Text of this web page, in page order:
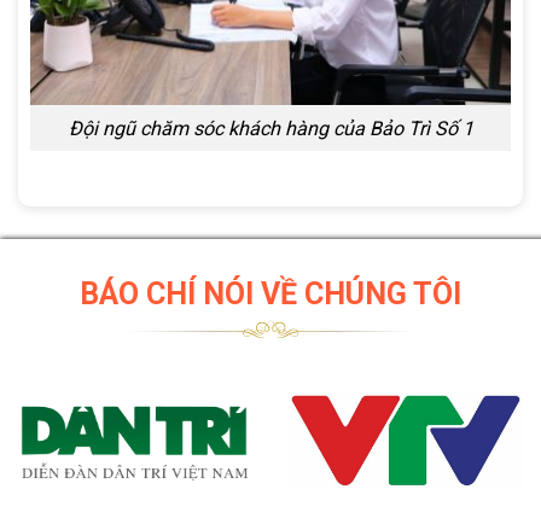
Đội ngũ chăm sóc khách hàng của Bảo Trì Số 1
BÁO CHÍ NÓI VỀ CHÚNG TÔI